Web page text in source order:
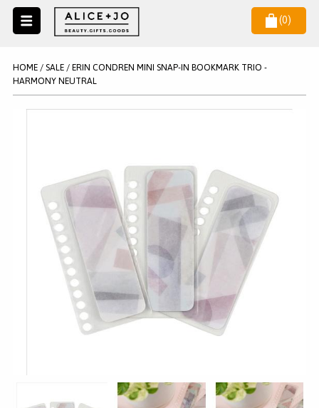
(0)
SALE
KLEUREN
LEGPUZZELS
MAKE UP ACCESSOIRES
HOME/ SALE/ ERIN CONDREN MINI SNAP-IN BOOKMARK TRIO -
HARMONY NEUTRAL
NIEUWSBRIEF
Wil je als eerste op de hoogste zijn van het laatste nieuws en
AANMELDEN